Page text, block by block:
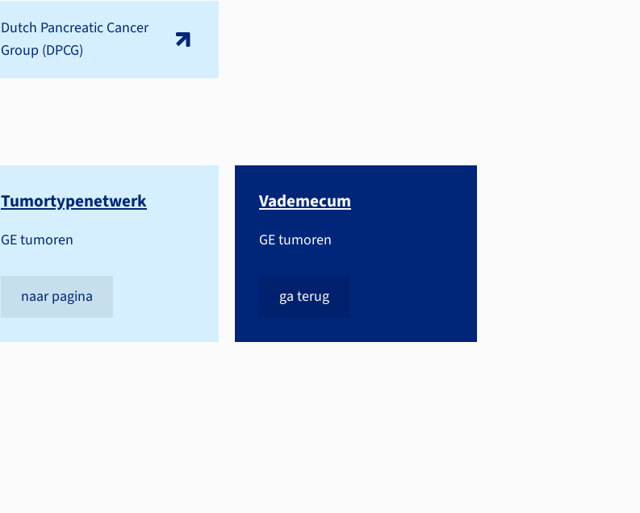
Dutch Pancreatic Cancer
Group (DPCG)
Tumortypenetwerk
GE tumoren
naar pagina
Vademecum
GE tumoren
ga terug